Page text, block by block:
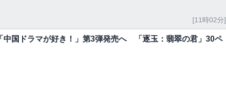
[11時02分]
中国ドラマが好き！」第3弾発売へ 「逐玉：翡翠の君」30ペ